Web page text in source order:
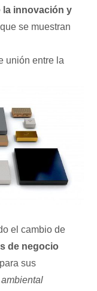
la innovación y
se muestran
unión entre la
el cambio de
de negocio
sus